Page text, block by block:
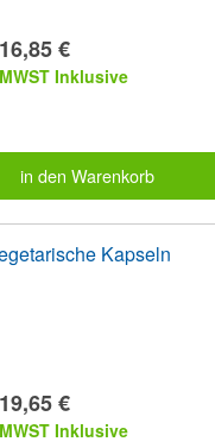
16,85 €
MWST Inklusive
in den Warenkorb
Kapseln
19,65 €
MWST Inklusive